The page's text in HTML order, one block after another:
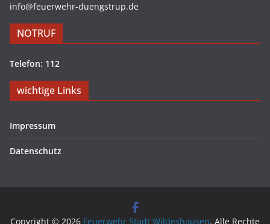
info@feuerwehr-duengstrup.de
NOTRUF
Telefon: 112
wichtige Links
Impressum
Datenschutz
Copyright © 2026 Feuerwehr Stadt Wildeshausen. Alle Rechte